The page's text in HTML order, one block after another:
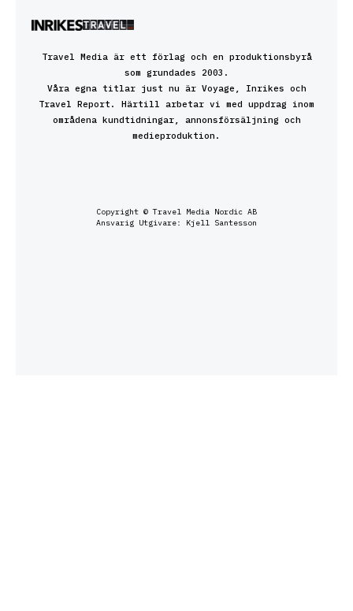
Travel Media är ett förlag och en produktionsbyrå
som grundades 2003.
Våra egna titlar just nu är Voyage, Inrikes och
Travel Report. Härtill arbetar vi med uppdrag inom
områdena kundtidningar, annonsförsäljning och
medieproduktion.
Copyright © Travel Media Nordic AB
Ansvarig Utgivare: Kjell Santesson